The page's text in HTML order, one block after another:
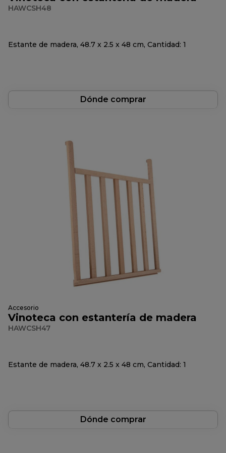
HAWCSH48
Estante de madera, 48.7 x 2.5 x 48 cm, Cantidad: 1
Dónde comprar
Accesorio
Vinoteca con estantería de madera
HAWCSH47
Estante de madera, 48.7 x 2.5 x 48 cm, Cantidad: 1
Dónde comprar